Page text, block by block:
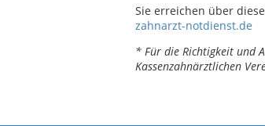
Sie erreichen über
zahnarzt-notdienst.de
* Für die Richtigkeit und
Kassenzahnärztlichen